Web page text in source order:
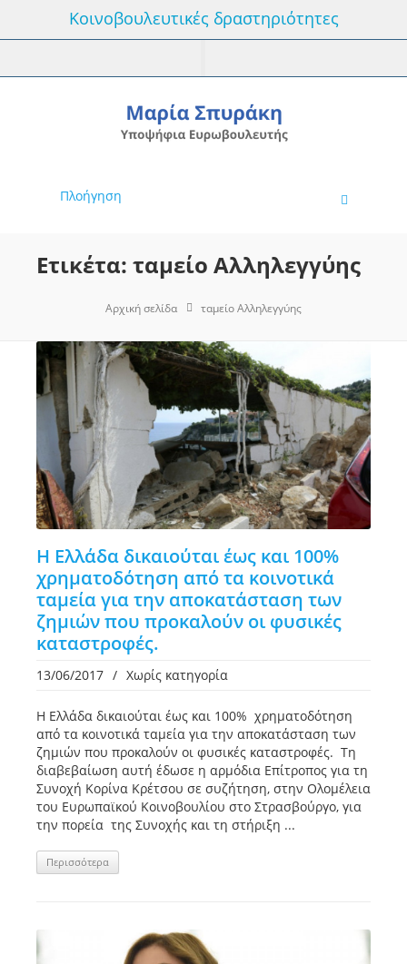
Κοινοβουλευτικές δραστηριότητες
Πλοήγηση
Ετικέτα: ταμείο Αλληλεγγύης
Αρχική σελίδα ταμείο Αλληλεγγύης
Η Ελλάδα δικαιούται έως και 100%
χρηματοδότηση από τα κοινοτικά
ταμεία για την αποκατάσταση των
ζημιών που προκαλούν οι φυσικές
καταστροφές.
13/06/2017 / Χωρίς κατηγορία
Η Ελλάδα δικαιούται έως και 100% χρηματοδότηση
από τα κοινοτικά ταμεία για την αποκατάσταση των
ζημιών που προκαλούν οι φυσικές καταστροφές. Τη
διαβεβαίωση αυτή έδωσε η αρμόδια Επίτροπος για τη
Συνοχή Κορίνα Κρέτσου σε συζήτηση, στην Ολομέλεια
του Ευρωπαϊκού Κοινοβουλίου στο Στρασβούργο, για
την πορεία της Συνοχής και τη στήριξη ...
Περισσότερα